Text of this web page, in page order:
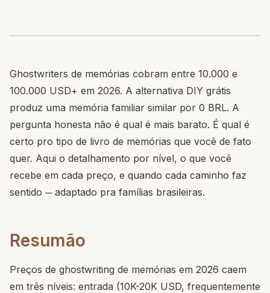
Ghostwriters de memórias cobram entre 10.000 e
100.000 USD+ em 2026. A alternativa DIY grátis
produz uma memória familiar similar por 0 BRL. A
pergunta honesta não é qual é mais barato. É qual é
certo pro tipo de livro de memórias que você de fato
quer. Aqui o detalhamento por nível, o que você
recebe em cada preço, e quando cada caminho faz
sentido ─ adaptado pra famílias brasileiras.
Resumão
Preços de ghostwriting de memórias em 2026 caem
em três níveis: entrada (10K-20K USD, frequentemente